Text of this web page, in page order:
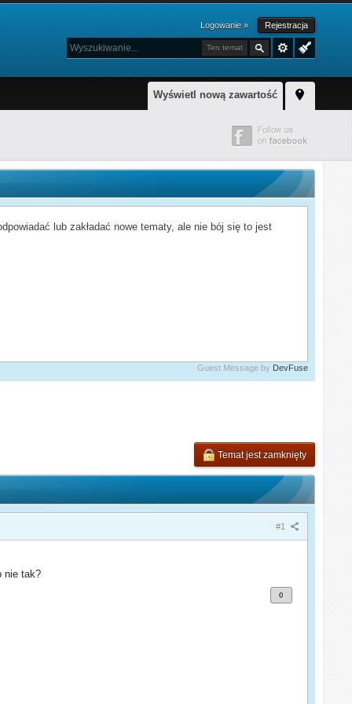
Logowanie » Rejestracja
Ten temat
Wyświetl nową zawartość
lub zakładać nowe tematy, ale nie bój się to jest
Guest Message by DevFuse
Temat jest zamknięty
#1
nie tak?
0